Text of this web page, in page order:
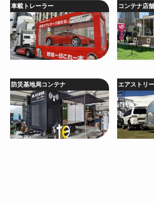
車載トレーラー コンテナ店
防災基地局コンテナ エアストリ